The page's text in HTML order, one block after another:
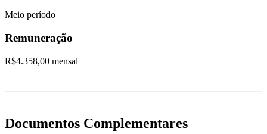
Meio período
Remuneração
R$4.358,00 mensal
Documentos Complementares